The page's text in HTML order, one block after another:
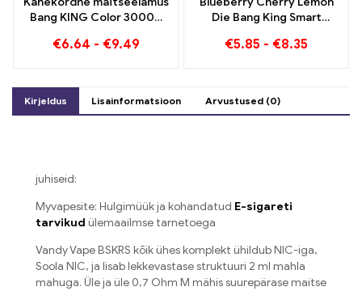
Bang KING Color 30000
Watermelon 30000 Pahvib
€6.64 - €9.49
Die Bang King Smart
Ülevaade uuenduslikust
€5.85 - €8.35
Kirjeldus Lisainformatsioon Arvustused (0)
juhiseid:
Myvapesite: Hulgimüük ja kohandatud E-sigareti
tarvikud ülemaailmse tarnetoega
Vandy Vape BSKRS kõik ühes komplekt ühildub NIC-iga,
Soola NIC, ja lisab lekkevastase struktuuri 2 ml mahla
mahuga. Üle ja üle 0,7 Ohm M mähis suurepärase maitse